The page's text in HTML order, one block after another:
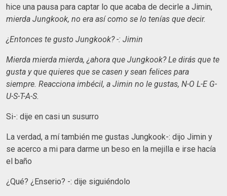
hice una pausa para captar lo que acaba de decirle a Jimin,
mierda Jungkook, no era así como se lo tenías que decir.
¿Entonces te gusto Jungkook? -: Jimin
Mierda mierda mierda, ¿ahora que Jungkook? Le dirás que te
gusta y que quieres que se casen y sean felices para
siempre. Reacciona imbécil, a Jimin no le gustas, N-O L-E G-
U-S-T-A-S.
Si-: dije en casi un susurro
La verdad, a mí también me gustas Jungkook-: dijo Jimin y
se acerco a mi para darme un beso en la mejilla e irse hacía
el baño
¿Qué? ¿Enserio? -: dije siguiéndolo